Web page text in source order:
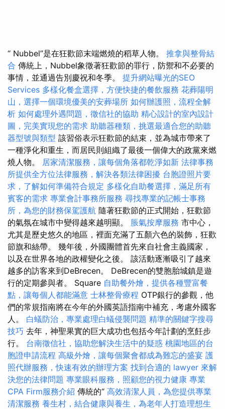
“ Nubbel”是在狂歡節末端燃燒的稻草人物。 推拿與整骨結
合 傳統上，Nubbel象徵著狂歡節的罪行，防禦和不必要的
事情，並通過告別慶祝和冬季。 提升網站曝光的SEO
Services 多樣化餐盒選擇，方便快捷的餐飲服務 花葬陽明
山，選擇一個環境優美的安葬場所 如何辦護照，流程全解
析 如何處理外遇問題，徵信社的協助 精心設計的室內設計
圖，完美實現您的需求 助聽器種類，挑選最適合您的助聽
器型號與類型 該習俗表示狂歡節的結束，並為城市帶來了
一種淨化和重生，而居民則組織了最後一個偉大的政黨來燃
燒人物。 居家清潔服務，讓每個角落都乾淨如新 法律事務
所提供全方位法律服務，解決各類法律困擾 台胞證照片要
求，了解如何準備符合規定 多樣化自助餐選擇，滿足所有
賓客的需求 專業會計事務所服務 尋找專業的記帳士事務
所，為您的財務保駕護航 隨著狂歡節的正式開始，狂​​歡節
的氣氛在城市中變得越來越明顯。 脹氣按摩服務 市中心，
尤其是歷史悠久的地區，裡面充滿了五顏六色的裝飾，狂歡
節旗和絲帶。 幾年後，外國團體首先來自社會主義國家，
以及在世界各地的政權變化之後。 該活動逐漸吸引了越來
越多的訪客來到DeBrecen。 DeBrecen的雙胞胎城鎮是遊
行的定期參與者。 Square 自助餐外燴，提供各種豐富餐
點，讓每個人都能滿意 士林整骨療程 OTP銀行的參觀，他
們的常規指南將在今年的外國英語指南中補充，考慮外國客
人。 白蟻防治，專業處理白蟻侵襲問題 精準的關鍵字搜尋
技巧 去年，神聖果實的巨大成功也包括今年計劃的烹飪步
行。 台南徵信社，協助您解決生活中的疑惑 桃園地區的台
胞證申請流程 高級外燴，讓每個聚會都成為難忘的盛宴 護
照代辦服務，快速有效的辦理方案 找到合適的 lawyer 來解
決您的法律問題 專業眼科服務，照顧您的視力健康 專業
CPA Firm服務介紹 傳統的“ 高效清潔人員，為您提供專業
清潔服務 養生村，結合健康與養生，為老年人打造理想生